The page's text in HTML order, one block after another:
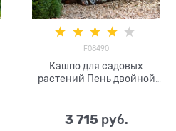
F08490
Кашпо для садовых
растений Пень двойной
3 715 руб.